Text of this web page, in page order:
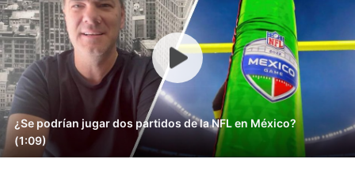
¿Se podrían jugar dos partidos de la NFL en México?
(1:09)